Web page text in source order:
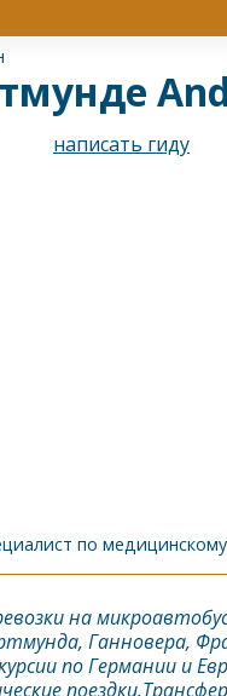
написать гиду
по
на
Ганновера,
по Германии и